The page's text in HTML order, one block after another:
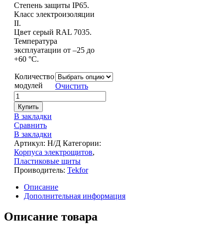
Степень защиты IP65.
Класс электроизоляции
II.
Цвет серый RAL 7035.
Температура
эксплуатации от –25 до
+60 °С.
Количество
модулей
Очистить
Купить
В закладки
Сравнить
В закладки
Артикул: Н/Д Категории:
Корпуса электрощитов,
Пластиковые щиты
Проиводитель: Tekfor
Описание
Дополнительная информация
Описание товара